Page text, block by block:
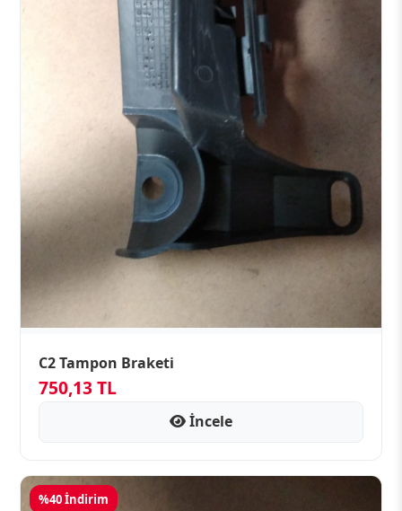
C2 Tampon Braketi
750,13 TL
İncele
%40 İndirim